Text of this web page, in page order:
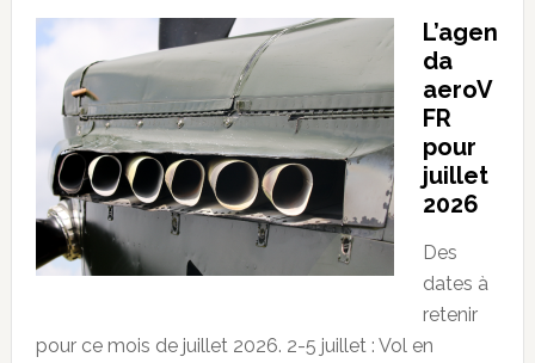
L’agen
da
aeroV
FR
pour
juillet
2026
Des
dates à
retenir
pour ce mois de juillet 2026. 2-5 juillet : Vol en